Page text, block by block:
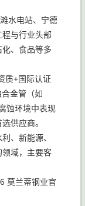
水电站、宁德
与行业头部
、食品等多
质+国际认证
金管（如
蚀环境中表现
供应商。
、新能源、
域，主要客
莫兰蒂钢业官